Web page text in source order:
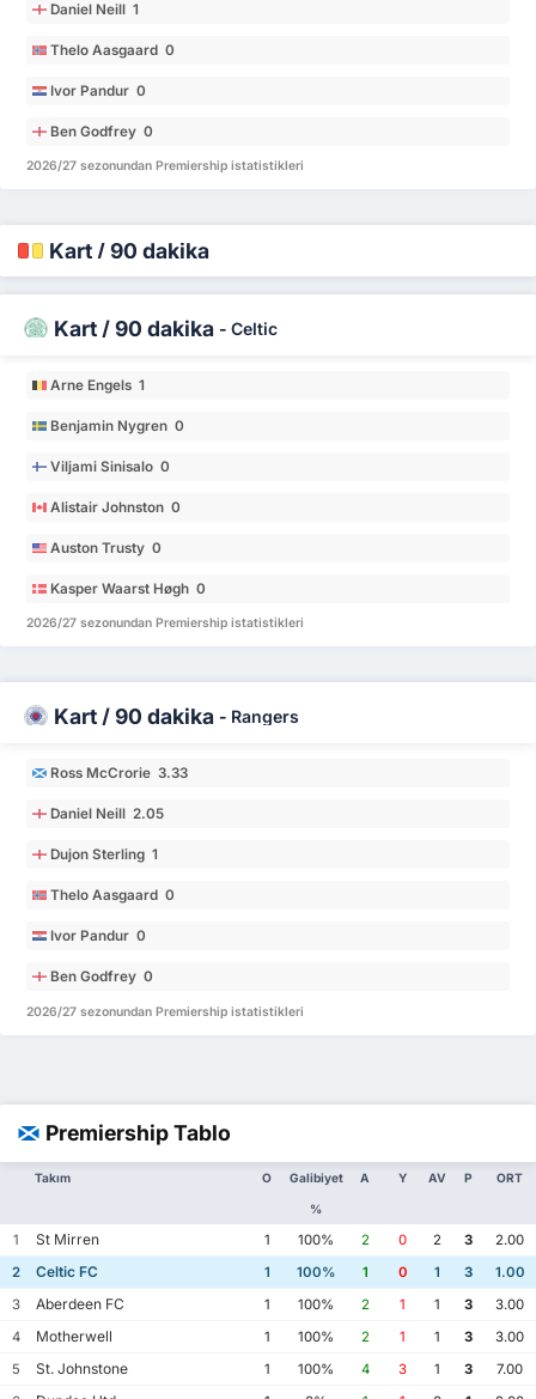
Daniel Neill 1
Thelo Aasgaard 0
Ivor Pandur 0
Ben Godfrey 0
2026/27 sezonundan Premiership istatistikleri
Kart / 90 dakika
Kart / 90 dakika - Celtic
Arne Engels 1
Benjamin Nygren 0
Viljami Sinisalo 0
Alistair Johnston 0
Auston Trusty 0
Kasper Waarst Høgh 0
2026/27 sezonundan Premiership istatistikleri
Kart / 90 dakika - Rangers
Ross McCrorie 3.33
Daniel Neill 2.05
Dujon Sterling 1
Thelo Aasgaard 0
Ivor Pandur 0
Ben Godfrey 0
2026/27 sezonundan Premiership istatistikleri
Premiership Tablo
Takım O Galibiyet
%
A Y AV P ORT
1 St Mirren 1 100% 2 0 2 3
2.00
2
Celtic FC 1 100% 1 0 1 3
1.00
3
Aberdeen FC 1 100% 2 1 1 3
3.00
4
Motherwell 1 100% 2 1 1 3
3.00
5
St. Johnstone 1 100% 4 3 1 3
7.00